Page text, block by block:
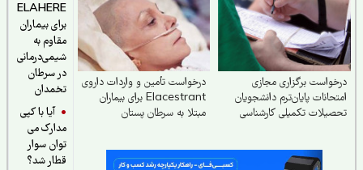
ELAHERE
برای بیماران
مقاوم به
شیمی‌درمانی
در سرطان
تخمدان
آیا با کپی
مدارک می
توان سوار
قطار شد؟
برگزاری مجازی
پایان‌ترم دانشجویان
تکمیلی کارشناسی
درخواست تأمین و واردات داروی
Elacestrant برای بیماران
مبتلا به سرطان پستان